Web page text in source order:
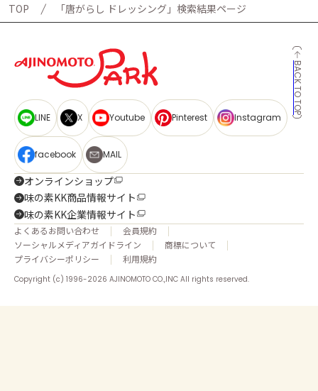
TOP 「唐がらし ドレッシング」検索結果ページ
BACK TO TOP
LINE X Youtube Pinterest Instagram
facebook MAIL
オンラインショップ
味の素KK商品情報サイト
味の素KK企業情報サイト
よくあるお問い合わせ
会員規約
ソーシャルメディアガイドライン
商標について
プライバシーポリシー
利用規約
Copyright (c) 1996-2026 AJINOMOTO CO.,INC All rights reserved.